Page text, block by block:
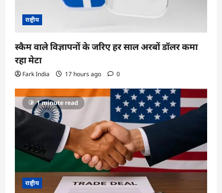
राष्ट्रीय
स्कैम वाले विज्ञापनों के जरिए हर साल अरबों डॉलर कमा
रहा मेटा
Fark India 17 hours ago 0
1 minute read
राष्ट्रीय